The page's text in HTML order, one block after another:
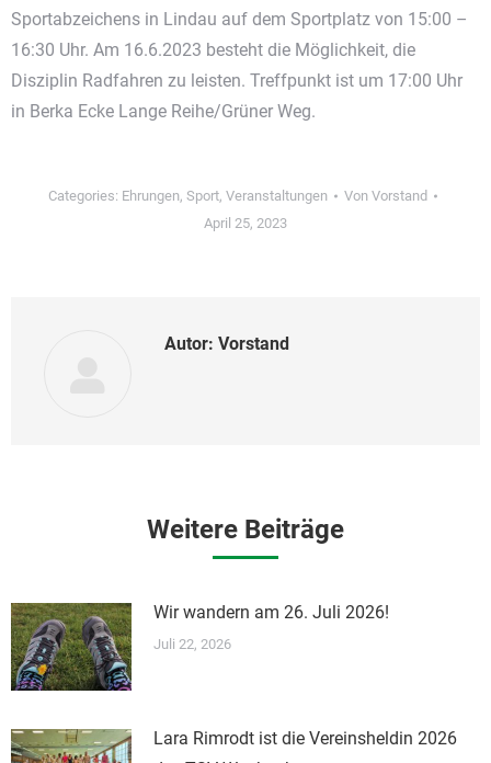
Sportabzeichens in Lindau auf dem Sportplatz von 15:00 –
16:30 Uhr. Am 16.6.2023 besteht die Möglichkeit, die
Disziplin Radfahren zu leisten. Treffpunkt ist um 17:00 Uhr
in Berka Ecke Lange Reihe/Grüner Weg.
Categories: Ehrungen, Sport, Veranstaltungen Von Vorstand
April 25, 2023
Autor: Vorstand
Weitere Beiträge
Wir wandern am 26. Juli 2026!
Juli 22, 2026
Lara Rimrodt ist die Vereinsheldin 2026